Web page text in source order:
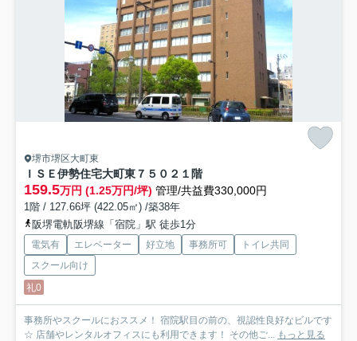
堺市堺区大町東
ＩＳＥ伊勢住宅大町東７５０２ １階
159.5万円 (1.25万円/坪) 管理/共益費330,000円
1階 / 127.66坪 (422.05㎡) /築38年
阪堺電軌阪堺線「宿院」駅 徒歩1分
電気有 エレベーター 好立地 事務所可
トイレ共同
スクール向け
礼0
事務所やスクールにおススメ！ 宿院駅目の前の、視認性良好なビルです
☆ 店舗やレンタルオフィスにも利用できます！ その他ご... もっと見る